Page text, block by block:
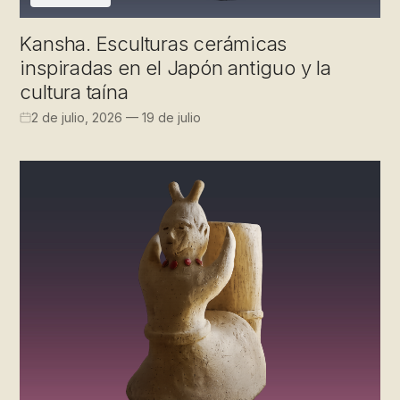
Kansha. Esculturas cerámicas
inspiradas en el Japón antiguo y la
cultura taína
2 de julio, 2026 — 19 de julio